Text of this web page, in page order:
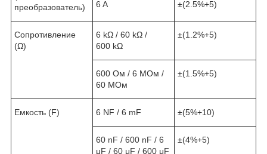
преобразователь)
6 A ±(2.5%+5)
Сопротивление
(Ω)
6 kΩ / 60 kΩ /
600 kΩ
±(1.2%+5)
600 Ом / 6 МОм /
60 МОм
±(1.5%+5)
Емкость (F) 6 NF / 6 mF ±(5%+10)
60 nF / 600 nF / 6
μF / 60 μF / 600 μF
±(4%+5)